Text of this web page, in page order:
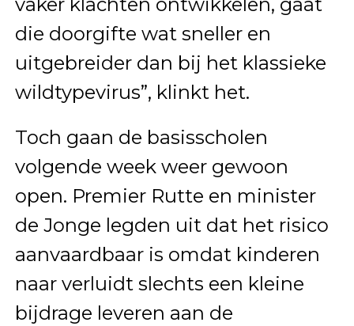
die doorgifte wat sneller en
uitgebreider dan bij het klassieke
wildtypevirus”, klinkt het.
Toch gaan de basisscholen
volgende week weer gewoon
open. Premier Rutte en minister
de Jonge legden uit dat het risico
aanvaardbaar is omdat kinderen
naar verluidt slechts een kleine
bijdrage leveren aan de